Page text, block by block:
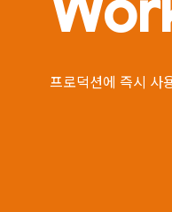
프로덕션에 즉시 사